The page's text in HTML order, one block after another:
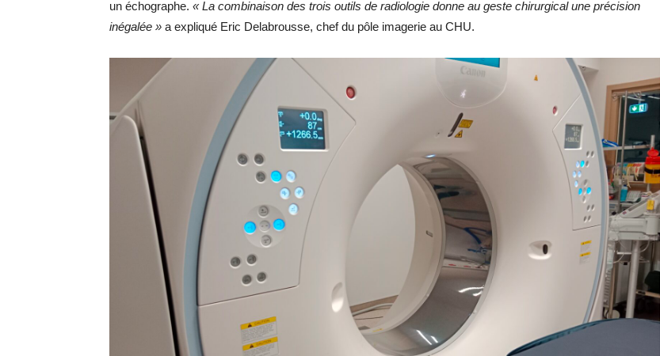
un échographe. « La combinaison des trois outils de radiologie donne au geste chirurgical une précision
inégalée » a expliqué Eric Delabrousse, chef du pôle imagerie au CHU.